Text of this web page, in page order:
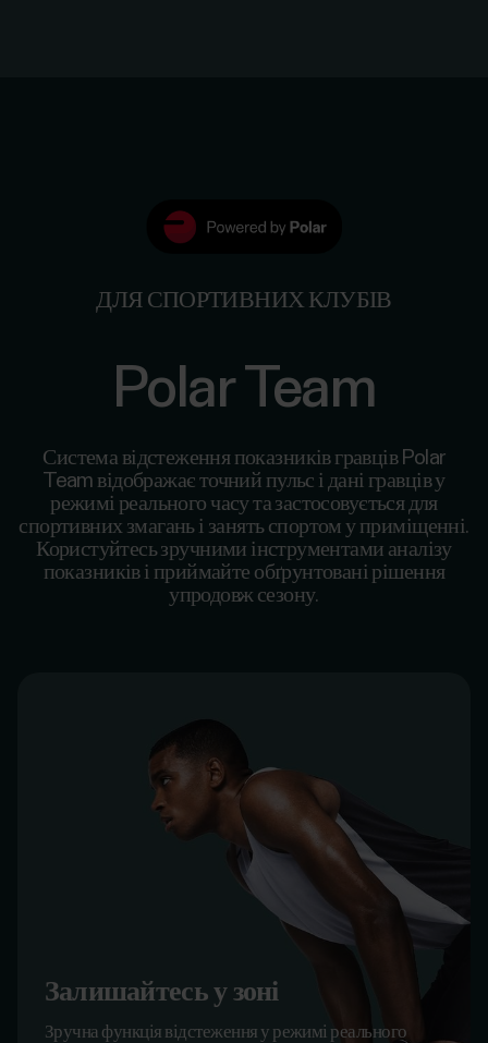
ДЛЯ СПОРТИВНИХ КЛУБІВ
Polar Team
Система відстеження показників гравців Polar
Team відображає точний пульс і дані гравців у
режимі реального часу та застосовується для
спортивних змагань і занять спортом у приміщенні.
Користуйтесь зручними інструментами аналізу
показників і приймайте обґрунтовані рішення
упродовж сезону.
Залишайтесь у зоні
Зручна функція відстеження у режимі реального